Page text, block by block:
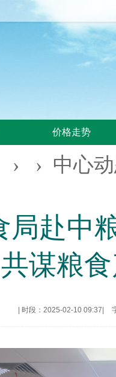
价格走势
› › 中心
局赴中
谋粮
时段：2025-02-10 09:37